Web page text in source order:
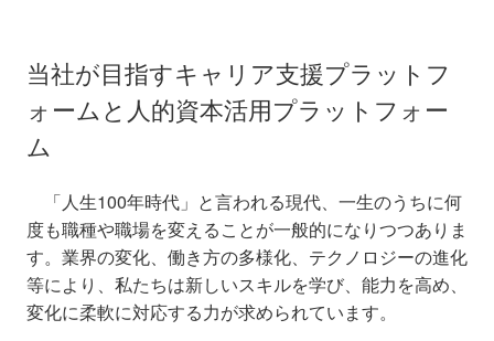
当社が目指すキャリア支援プラットフ
ォームと人的資本活用プラットフォー
ム
「人生100年時代」と言われる現代、一生のうちに何
度も職種や職場を変えることが一般的になりつつありま
す。業界の変化、働き方の多様化、テクノロジーの進化
等により、私たちは新しいスキルを学び、能力を高め、
変化に柔軟に対応する力が求められています。